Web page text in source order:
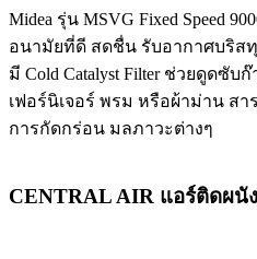
Midea รุ่น MSVG Fixed Speed
อนามัยที่ดี สดชื่น รับอากาศบริสทุ
มี Cold Catalyst Filter ช่วยดูดซั
เฟอร์นิเจอร์ พรม หรือผ้าม่าน สา
การกัดกร่อน มลภาวะต่างๆ
CENTRAL AIR แอร์ติดผนั